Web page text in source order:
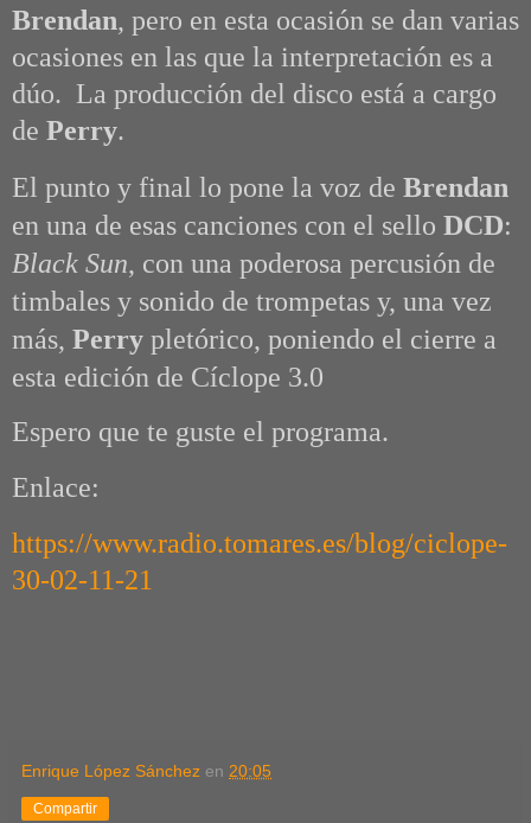
Brendan, pero en esta ocasión se dan varias
ocasiones en las que la interpretación es a
dúo. La producción del disco está a cargo
de Perry.
El punto y final lo pone la voz de Brendan
en una de esas canciones con el sello DCD:
Black Sun, con una poderosa percusión de
timbales y sonido de trompetas y, una vez
más, Perry pletórico, poniendo el cierre a
esta edición de Cíclope 3.0
Espero que te guste el programa.
Enlace:
https://www.radio.tomares.es/blog/ciclope-
30-02-11-21
Enrique López Sánchez en 20:05
Compartir